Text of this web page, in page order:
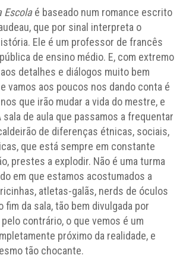
Escolaé baseado num romance escrito
que por sinal interpreta o
Ele é um professor de francês
de ensino médio. E, com extremo
detalhes e diálogos muito bem
vamos aos poucos nos dando conta é
que irão mudar a vida do mestre, e
de aula que passamos a frequentar
de diferenças étnicas, sociais,
que está sempre em constante
prestes a explodir. Não é uma turma
em que estamos acostumados a
atletas-galãs, nerds de óculos
fim da sala, tão bem divulgada por
contrário, o que vemos é um
próximo da realidade, e
tão chocante.